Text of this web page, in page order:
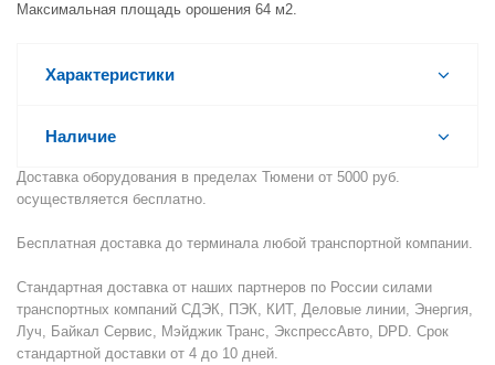
Максимальная площадь орошения 64 м2.
Характеристики
Наличие
Доставка оборудования в пределах Тюмени от 5000 руб.
осуществляется бесплатно.
Бесплатная доставка до терминала любой транспортной компании.
Стандартная доставка от наших партнеров по России силами
транспортных компаний СДЭК, ПЭК, КИТ, Деловые линии, Энергия,
Луч, Байкал Сервис, Мэйджик Транс, ЭкспрессАвто, DPD. Срок
стандартной доставки от 4 до 10 дней.